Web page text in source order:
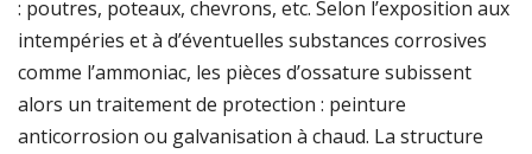
: poutres, poteaux, chevrons, etc. Selon l’exposition aux
intempéries et à d’éventuelles substances corrosives
comme l’ammoniac, les pièces d’ossature subissent
alors un traitement de protection : peinture
anticorrosion ou galvanisation à chaud. La structure